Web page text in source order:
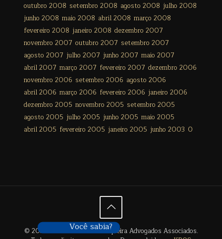
outubro 2008 setembro 2008 agosto 2008 julho 2008
junho 2008 maio 2008 abril 2008 março 2008
fevereiro 2008 janeiro 2008 dezembro 2007
novembro 2007 outubro 2007 setembro 2007
agosto 2007 julho 2007 junho 2007 maio 2007
abril 2007 março 2007 fevereiro 2007 dezembro 2006
novembro 2006 setembro 2006 agosto 2006
abril 2006 março 2006 fevereiro 2006 janeiro 2006
dezembro 2005 novembro 2005 setembro 2005
agosto 2005 julho 2005 junho 2005 maio 2005
abril 2005 fevereiro 2005 janeiro 2005 junho 2003 0
© 2024 Édison Freitas de Siqueira Advogados Associados.
Você sabia?